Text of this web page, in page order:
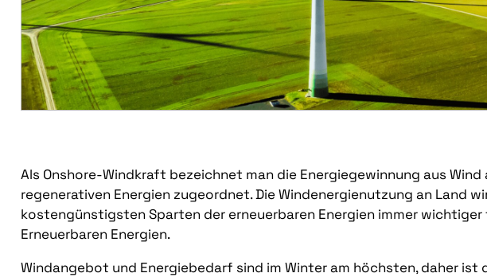
Als Onshore-Windkraft bezeichnet man die Energiegewinnung aus
regenerativen Energien zugeordnet. Die Windenergienutzung an Land
kostengünstigsten Sparten der erneuerbaren Energien immer wichtiger
Erneuerbaren Energien.
Windangebot und Energiebedarf sind im Winter am höchsten, daher